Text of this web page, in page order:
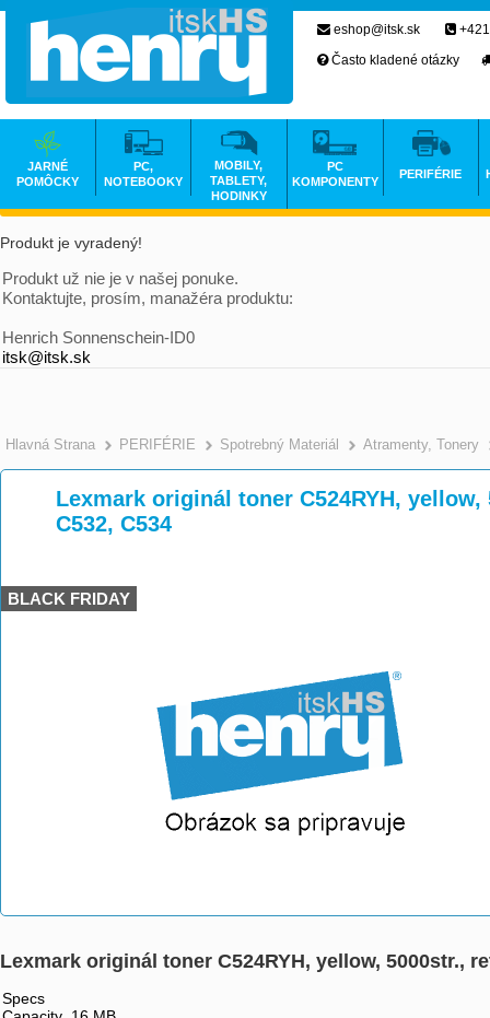
Produkt je vyradený!
Produkt už nie je v našej ponuke.
Kontaktujte, prosím, manažéra produktu:
Henrich Sonnenschein-ID0
itsk@itsk.sk
Hlavná Strana >
PERIFÉRIE >
Spotrebný Materiál >
Atramenty, Tonery
Lexmark originál toner C524RYH,
C532, C534
BLACK FRIDAY
Lexmark originál toner C524RYH, yellow, 5000str.,
Specs
eshop@itsk.sk
Často kladené otázky
JARNÉ
POMÔCKY
PC,
NOTEBOOKY
MOBILY,
TABLETY,
HODINKY
PC
KOMPONENTY
PERIFÉRIE